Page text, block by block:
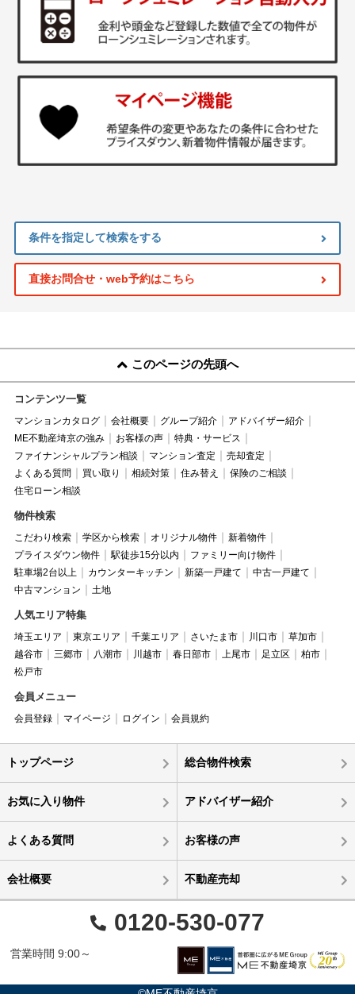
条件を指定して検索をする
直接お問合せ・web予約はこちら
このページの先頭へ
コンテンツ一覧
マンションカタログ 会社概要 グループ紹介
アドバイザー紹介
ME不動産埼京の強み
お客様の声
特典・サービス
ファイナンシャルプラン相談
マンション査定
売却査定
よくある質問
買い取り 相続対策 住み替え
保険のご相談
住宅ローン相談
物件検索
こだわり検索 学区から検索 オリジナル物件
新着物件
プライスダウン物件
駅徒歩15分以内
ファミリー向け物件
駐車場2台以上
カウンターキッチン 新築一戸建て
中古一戸建て
中古マンション
土地
人気エリア特集
埼玉エリア 東京エリア 千葉エリア さいたま市 川口市
草加市
越谷市
三郷市 八潮市 川越市 春日部市 上尾市 足立区
柏市
松戸市
会員メニュー
会員登録 マイページ ログイン 会員規約
トップページ 総合物件検索
お気に入り物件 アドバイザー紹介
よくある質問 お客様の声
会社概要 不動産売却
0120-530-077
営業時間 9:00～